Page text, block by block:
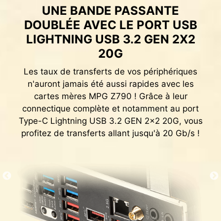
UNE BANDE PASSANTE
DOUBLÉE AVEC LE PORT USB
LIGHTNING USB 3.2 GEN 2X2
20G
Les taux de transferts de vos périphériques
n'auront jamais été aussi rapides avec les
cartes mères MPG Z790 ! Grâce à leur
connectique complète et notamment au port
Type-C Lightning USB 3.2 GEN 2x2 20G, vous
profitez de transferts allant jusqu'à 20 Gb/s !
INTERFACE UTILISATEUR
EXCLUSIVE D'AIDA64 EXTREME
Les cartes mères MSI vous proposent une
version d'essai gratuit de 60 jours du logiciel
AIDA64 Extreme - MSI Edition. AIDA64 Extreme
est une application de référence pour le
diagnostic et le test des PC sous Windows.
Avec, vous pouvez surveiller avec précision le
fonctionnement de vos composants et le vos
logiciels et vous pourrez sauvegarder les